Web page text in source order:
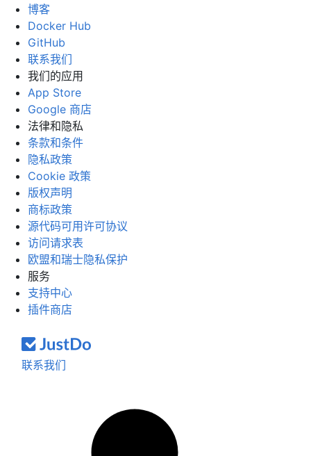
博客
Docker Hub
GitHub
联系我们
我们的应用
App Store
Google 商店
法律和隐私
条款和条件
隐私政策
Cookie 政策
版权声明
商标政策
源代码可用许可协议
访问请求表
欧盟和瑞士隐私保护
服务
支持中心
插件商店
联系我们